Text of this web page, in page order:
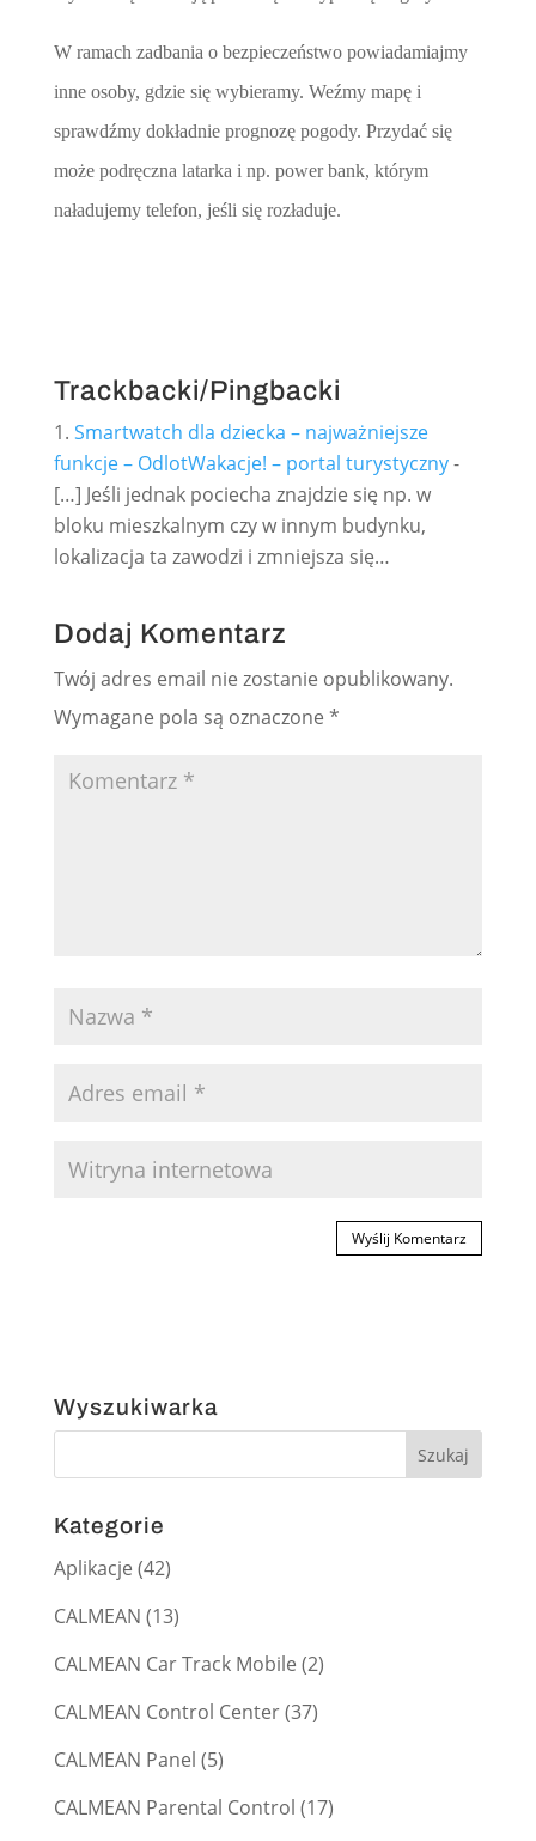
W ramach zadbania o bezpieczeństwo powiadamiajmy
inne osoby, gdzie się wybieramy. Weźmy mapę i
sprawdźmy dokładnie prognozę pogody. Przydać się
może podręczna latarka i np. power bank, którym
naładujemy telefon, jeśli się rozładuje.
Trackbacki/Pingbacki
Smartwatch dla dziecka – najważniejsze
funkcje – OdlotWakacje! – portal turystyczny-
[…] Jeśli jednak pociecha znajdzie się np. w
bloku mieszkalnym czy w innym budynku,
lokalizacja ta zawodzi i zmniejsza się…
Dodaj Komentarz
Twój adres email nie zostanie opublikowany.
Wymagane pola są oznaczone *
Wyszukiwarka
Kategorie
Aplikacje (42)
CALMEAN (13)
CALMEAN Car Track Mobile (2)
CALMEAN Control Center(37)
CALMEAN Panel (5)
CALMEAN Parental Control (17)